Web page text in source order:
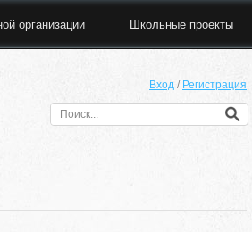
организации Школьные проекты
Вход / Регистрация